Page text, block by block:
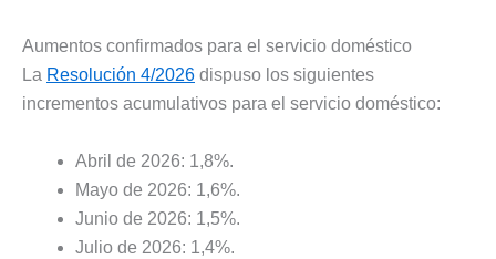
Aumentos confirmados para el servicio doméstico
La Resolución 4/2026 dispuso los siguientes
incrementos acumulativos para el servicio doméstico:
Abril de 2026: 1,8%.
Mayo de 2026: 1,6%.
Junio de 2026: 1,5%.
Julio de 2026: 1,4%.